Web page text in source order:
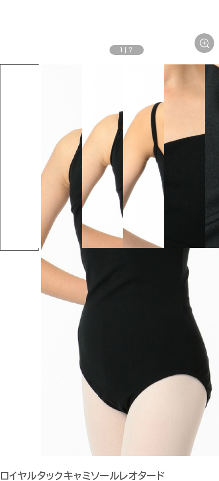
1 7
ロイヤルタックキャミソールレオタード